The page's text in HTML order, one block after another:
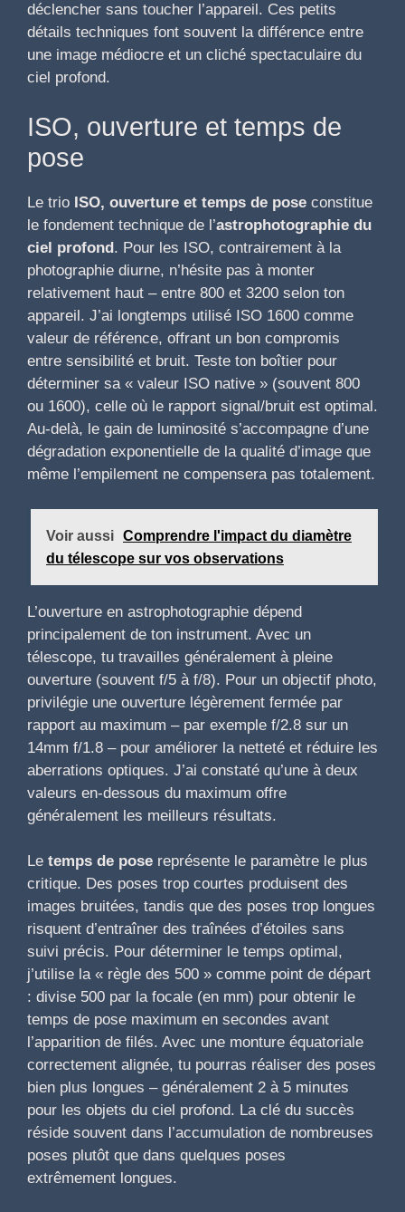
déclencher sans toucher l’appareil. Ces petits
détails techniques font souvent la différence entre
une image médiocre et un cliché spectaculaire du
ciel profond.
ISO, ouverture et temps de
pose
Le trio ISO, ouverture et temps de pose constitue
le fondement technique de l’astrophotographie du
ciel profond. Pour les ISO, contrairement à la
photographie diurne, n’hésite pas à monter
relativement haut – entre 800 et 3200 selon ton
appareil. J’ai longtemps utilisé ISO 1600 comme
valeur de référence, offrant un bon compromis
entre sensibilité et bruit. Teste ton boîtier pour
déterminer sa « valeur ISO native » (souvent 800
ou 1600), celle où le rapport signal/bruit est optimal.
Au-delà, le gain de luminosité s’accompagne d’une
dégradation exponentielle de la qualité d’image que
même l’empilement ne compensera pas totalement.
Voir aussi Comprendre l'impact du diamètre
du télescope sur vos observations
L’ouverture en astrophotographie dépend
principalement de ton instrument. Avec un
télescope, tu travailles généralement à pleine
ouverture (souvent f/5 à f/8). Pour un objectif photo,
privilégie une ouverture légèrement fermée par
rapport au maximum – par exemple f/2.8 sur un
14mm f/1.8 – pour améliorer la netteté et réduire les
aberrations optiques. J’ai constaté qu’une à deux
valeurs en-dessous du maximum offre
généralement les meilleurs résultats.
Le temps de pose représente le paramètre le plus
critique. Des poses trop courtes produisent des
images bruitées, tandis que des poses trop longues
risquent d’entraîner des traînées d’étoiles sans
suivi précis. Pour déterminer le temps optimal,
j’utilise la « règle des 500 » comme point de départ
: divise 500 par la focale (en mm) pour obtenir le
temps de pose maximum en secondes avant
l’apparition de filés. Avec une monture équatoriale
correctement alignée, tu pourras réaliser des poses
bien plus longues – généralement 2 à 5 minutes
pour les objets du ciel profond. La clé du succès
réside souvent dans l’accumulation de nombreuses
poses plutôt que dans quelques poses
extrêmement longues.